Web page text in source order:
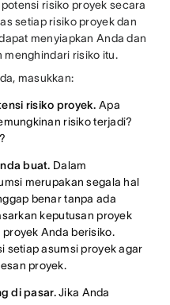
risiko proyek secara
setiap risiko proyek dan
menyiapkan Anda dan
menghindari risiko itu.
masukkan:
risiko proyek. Apa
risiko terjadi?
buat. Dalam
merupakan segala hal
benar tanpa ada
keputusan proyek
Anda berisiko.
setiap asumsi proyek agar
proyek.
di pasar.Jika Anda